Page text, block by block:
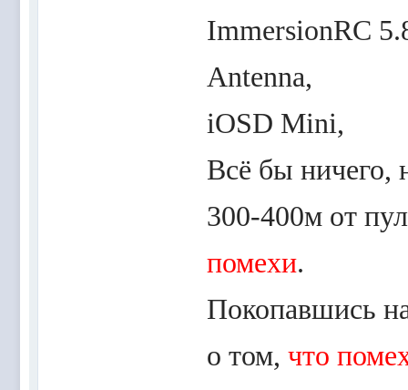
ImmersionRC
Antenna,
iOSD Mini,
Всё бы ничего,
300-400м от
помехи.
Покопавшись
о том, что